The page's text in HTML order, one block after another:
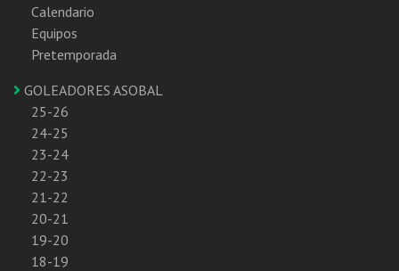
Calendario
Equipos
Pretemporada
GOLEADORES ASOBAL
25-26
24-25
23-24
22-23
21-22
20-21
19-20
18-19